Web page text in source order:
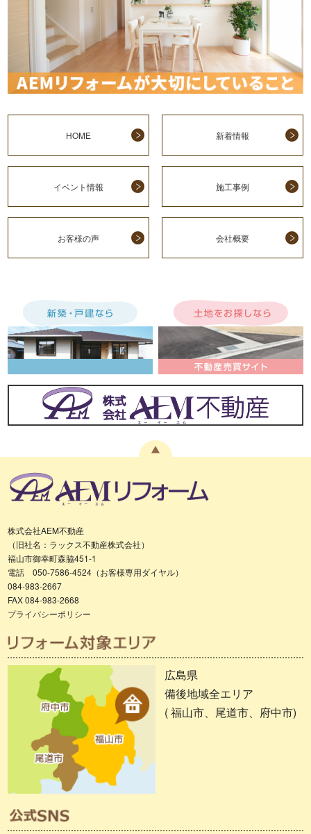
HOME 新着情報
イベント情報 施工事例
お客様の声 会社概要
株式会社AEM不動産
（旧社名：ラックス不動産株式会社）
福山市御幸町森脇451-1
電話 050-7586-4524（お客様専用ダイヤル）
084-983-2667
FAX 084-983-2668
プライバシーポリシー
広島県
備後地域全エリア
( 福山市、尾道市、府中市)